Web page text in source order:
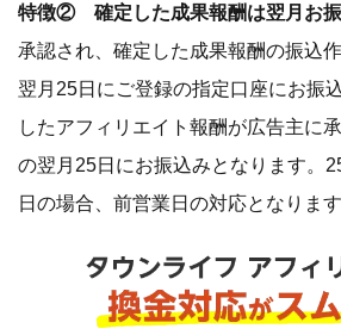
特徴② 確定した成果報酬は翌月お振
承認され、確定した成果報酬の振込
翌月25日にご登録の指定口座にお振
したアフィリエイト報酬が広告主に
の翌月25日にお振込みとなります。
日の場合、前営業日の対応となります